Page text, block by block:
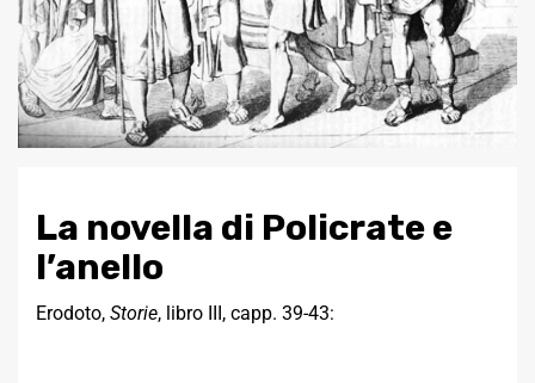
La novella di Policrate e
l’anello
Erodoto, Storie, libro III, capp. 39-43: